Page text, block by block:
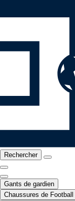
Rechercher
Gants de gardien
Chaussures de Football